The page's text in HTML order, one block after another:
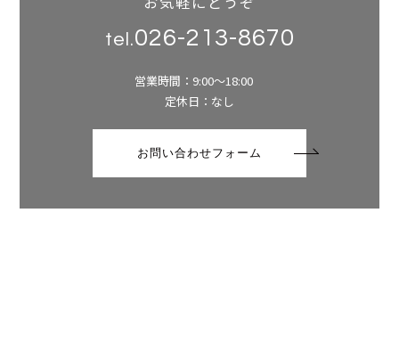
tel.026-213-8670
営業時間：9:00～18:00
定休日：なし
お問い合わせフォーム